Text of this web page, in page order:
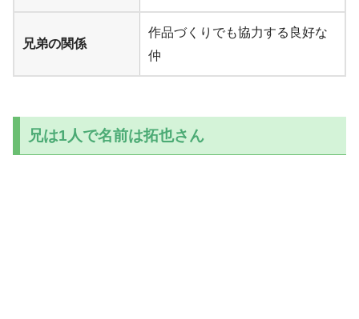
兄弟の関係
作品づくりでも協力する良好な
仲
兄は1人で名前は拓也さん